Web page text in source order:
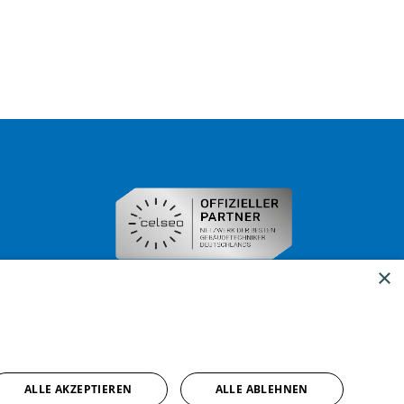
×
ALLE AKZEPTIEREN ALLE ABLEHNEN